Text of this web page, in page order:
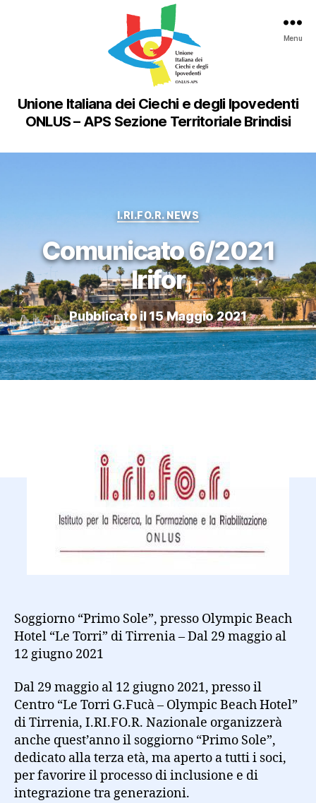
Unione Italiana dei Ciechi e degli Ipovedenti
ONLUS – APS Sezione Territoriale Brindisi
Menu
Categorie
I.RI.FO.R. NEWS
Comunicato 6/2021
Irifor
Pubblicato il 15 Maggio 2021
Soggiorno “Primo Sole”, presso Olympic Beach
Hotel “Le Torri” di Tirrenia – Dal 29 maggio al
12 giugno 2021
Dal 29 maggio al 12 giugno 2021, presso il
Centro “Le Torri G.Fucà – Olympic Beach Hotel”
di Tirrenia, I.RI.FO.R. Nazionale organizzerà
anche quest’anno il soggiorno “Primo Sole”,
dedicato alla terza età, ma aperto a tutti i soci,
per favorire il processo di inclusione e di
integrazione tra generazioni.